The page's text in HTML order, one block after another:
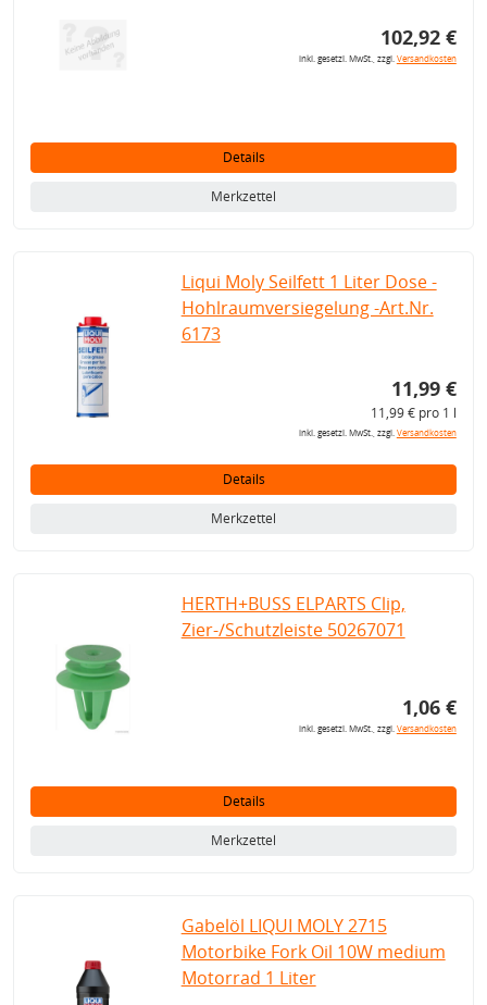
102,92 €
inkl. gesetzl. MwSt., zzgl.Versandkosten
Details
Merkzettel
Liqui Moly Seilfett 1 Liter Dose -
Hohlraumversiegelung -Art.Nr.
6173
11,99 €
11,99 € pro 1 l
inkl. gesetzl. MwSt., zzgl.Versandkosten
Details
Merkzettel
HERTH+BUSS ELPARTS Clip,
Zier-/Schutzleiste 50267071
1,06 €
inkl. gesetzl. MwSt., zzgl.Versandkosten
Details
Merkzettel
Gabelöl LIQUI MOLY 2715
Motorbike Fork Oil 10W medium
Motorrad 1 Liter